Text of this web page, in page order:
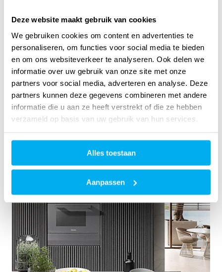
Deze website maakt gebruik van cookies
We gebruiken cookies om content en advertenties te
personaliseren, om functies voor social media te bieden
en om ons websiteverkeer te analyseren. Ook delen we
informatie over uw gebruik van onze site met onze
partners voor social media, adverteren en analyse. Deze
partners kunnen deze gegevens combineren met andere
informatie die u aan ze heeft verstrekt of die ze hebben
verzameld op basis van uw gebruik van hun services.
Alles toestaan
Aanpassen